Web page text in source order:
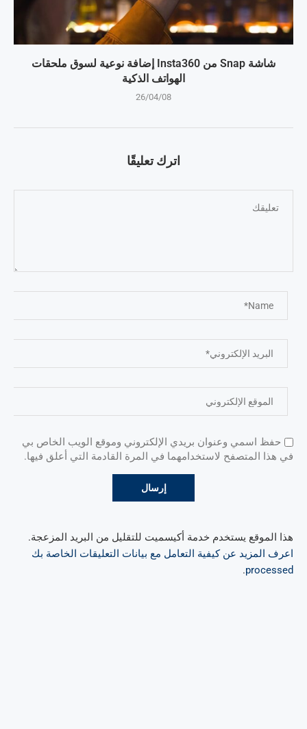
شاشة Snap من Insta360 إضافة نوعية لسوق ملحقات
الهواتف الذكية
26/04/08
اترك تعليقًا
حفظ اسمي وعنوان بريدي الإلكتروني وموقع الويب الخاص بي
في هذا المتصفح لاستخدامهما في المرة القادمة التي أعلق فيها.
هذا الموقع يستخدم خدمة أكيسميت للتقليل من البريد المزعجة.
اعرف المزيد عن كيفية التعامل مع بيانات التعليقات الخاصة بك
processed
.